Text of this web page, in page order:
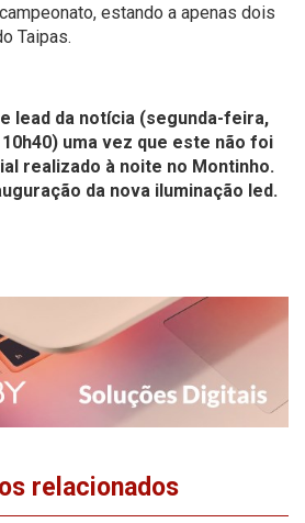
estando a apenas dois
Taipas.
lead da notícia (segunda-feira,
uma vez que este não foi
realizado à noite no Montinho.
da nova iluminação led.
relacionados